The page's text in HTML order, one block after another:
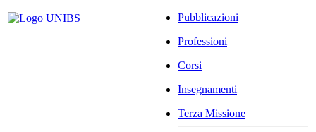
Pubblicazioni
Professioni
Corsi
Insegnamenti
Terza Missione